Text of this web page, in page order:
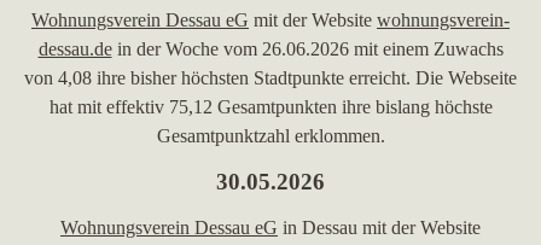
Wohnungsverein Dessau eG mit der Website wohnungsverein-
dessau.dein der Woche vom 26.06.2026 mit einem Zuwachs
von 4,08 ihre bisher höchsten Stadtpunkte erreicht. Die Webseite
hat mit effektiv 75,12 Gesamtpunkten ihre bislang höchste
Gesamtpunktzahl erklommen.
30.05.2026
Wohnungsverein Dessau eG in Dessau mit der Website